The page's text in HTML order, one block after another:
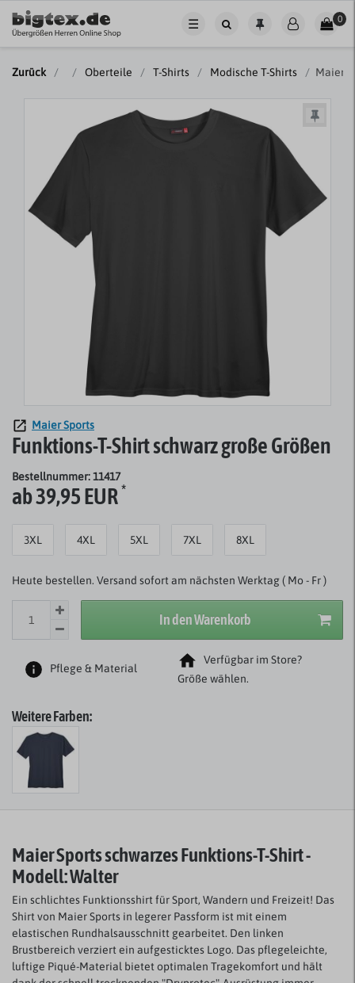
☰ 0
Zurück Oberteile T-Shirts Modische T-Shirts Maier
Maier Sports
Funktions-T-Shirt schwarz große Größen
Bestellnummer: 11417
ab 39,95 EUR*
3XL 4XL 5XL 7XL 8XL
Heute bestellen. Versand sofort am nächsten Werktag ( Mo - Fr )
In den Warenkorb
Pflege & Material
Verfügbar im Store?
Größe wählen.
Weitere Farben:
Maier Sports schwarzes Funktions-T-Shirt -
Modell: Walter
Ein schlichtes Funktionsshirt für Sport, Wandern und Freizeit! Das
Shirt von Maier Sports in legerer Passform ist mit einem
elastischen Rundhalsausschnitt gearbeitet. Den linken
Brustbereich verziert ein aufgesticktes Logo. Das pflegeleichte,
luftige Piqué-Material bietet optimalen Tragekomfort und hält